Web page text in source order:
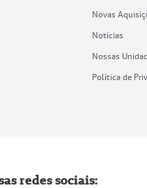
Novas
Notícias
Nossas
Política de
redes sociais: